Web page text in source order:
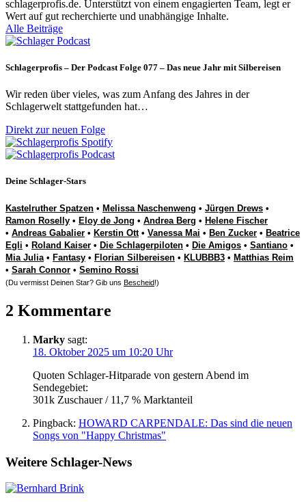
schlagerprofis.de. Unterstützt von einem engagierten Team, legt er
Wert auf gut recherchierte und unabhängige Inhalte.
Alle Beiträge
Schlagerprofis – Der Podcast Folge 077 – Das neue Jahr mit Silbereisen
Wir reden über vieles, was zum Anfang des Jahres in der
Schlagerwelt stattgefunden hat…
Direkt zur neuen Folge
Deine Schlager-Stars
Kastelruther Spatzen • Melissa Naschenweng • Jürgen Drews •
Ramon Roselly • Eloy de Jong • Andrea Berg • Helene Fischer
• Andreas Gabalier • Kerstin Ott• Vanessa Mai • Ben Zucker • Beatrice
Egli • Roland Kaiser • Die Schlagerpiloten • Die Amigos • Santiano •
Mia Julia• Fantasy • Florian Silbereisen • KLUBBB3 • Matthias Reim
• Sarah Connor • Semino Rossi
(Du vermisst Deinen Star? Gib uns Bescheid!)
2 Kommentare
Marky sagt:
18. Oktober 2025 um 10:20 Uhr
Quoten Schlager-Hitparade von gestern Abend im
Sendegebiet:
301k Zuschauer / 11,7 % Marktanteil
Pingback: HOWARD CARPENDALE: Das sind die neuen
Songs von "Happy Christmas"
Weitere Schlager-News